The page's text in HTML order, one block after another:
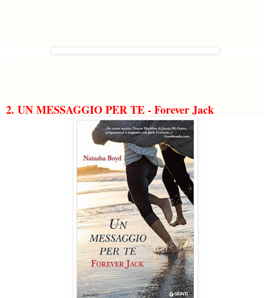
2. UN MESSAGGIO PER TE - Forever Jack